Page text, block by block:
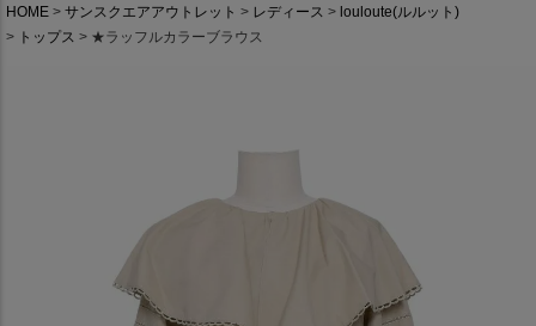
HOME サンスクエアアウトレット レディース
louloute(ルルット)
トップス
★ラッフルカラーブラウス